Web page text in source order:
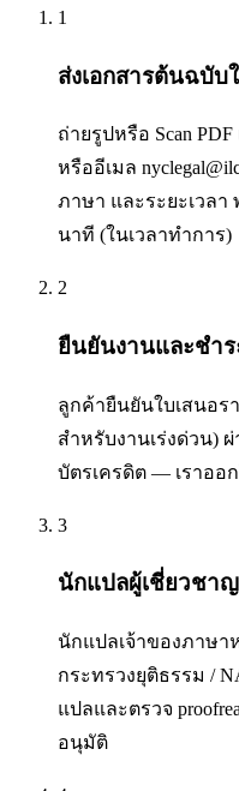
1
ส่งเอกสารต้นฉบับ
ถ่ายรูปหรือ Scan
หรืออีเมล
ภาษา และระยะเวลา
นาที (ในเวลาทำการ)
2
ยืนยันงานและชำร
ลูกค้ายืนยันใบเสนอร
สำหรับงานเร่งด่วน)
บัตรเครดิต — เราออ
3
นักแปลผู้เชี่ยวชา
นักแปลเจ้าของภาษ
กระทรวงยุติธรรม /
แปลและตรวจ
อนุมัติ